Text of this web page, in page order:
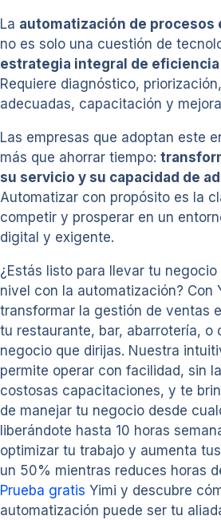
La automatización de procesos
no es solo una cuestión de
estrategia integral de
Requiere diagnóstico,
adecuadas, capacitación y
Las empresas que adoptan este
más que ahorrar tiempo:
su servicio y su capacidad de
Automatizar con propósito es la
competir y prosperar en un
digital y exigente.
¿Estás listo para llevar tu
nivel con la automatización? Con
transformar la gestión de ventas
tu restaurante, bar, abarrotería, o
negocio que dirijas. Nuestra
permite operar con facilidad, sin
costosas capacitaciones, y te
de manejar tu negocio desde
liberándote hasta 10 horas
optimizar tu trabajo y aumenta
un 50% mientras reduces horas
Prueba gratis Yimi y descubre
automatización puede ser tu